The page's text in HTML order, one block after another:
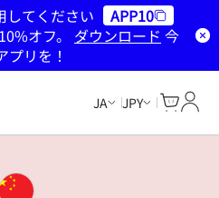
してください
APP10
オフ。 ダウンロード 今
プリを！
JA JPY
Cart